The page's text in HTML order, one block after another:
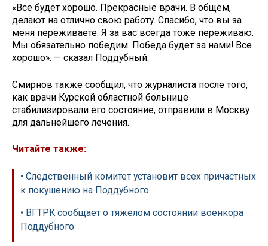
«Все будет хорошо. Прекрасные врачи. В общем,
делают на отлично свою работу. Спасибо, что вы за
меня переживаете. Я за вас всегда тоже переживаю.
Мы обязательно победим. Победа будет за нами! Все
хорошо». — сказал Поддубный.
Смирнов также сообщил, что журналиста после того,
как врачи Курской областной больнице
стабилизировали его состояние, отправили в Москву
для дальнейшего лечения.
Читайте также:
• Следственный комитет установит всех причастных
к покушению на Поддубного
• ВГТРК сообщает о тяжелом состоянии военкора
Поддубного